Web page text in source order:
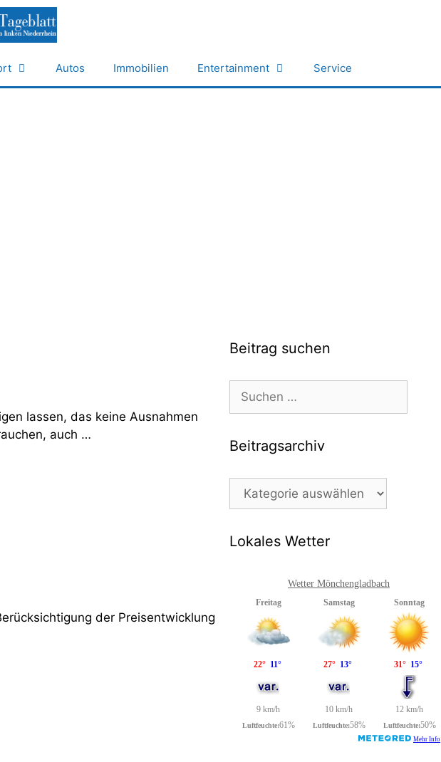
Autos Immobilien Entertainment Service
lassen, das keine Ausnahmen
auch …
der Preisentwicklung
Beitrag suchen
Suchen
nach:
Beitragsarchiv
Beitragsarchiv
Lokales Wetter
Wetter Mönchengladbach